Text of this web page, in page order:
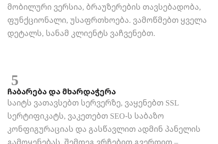
მობილური ვერსია, ბრაუზერების თავსებადობა,
ფუნქციონალი, უსაფრთხოება. ვამოწმებთ ყველა
დეტალს, სანამ კლიენტს ვაჩვენებთ.
5
ჩაბარება და მხარდაჭერა
საიტს ვათავსებთ სერვერზე, ვაყენებთ SSL
სერტიფიკატს, ვაკეთებთ SEO-ს საბაზო
კონფიგურაციას და გასწავლით ადმინ პანელის